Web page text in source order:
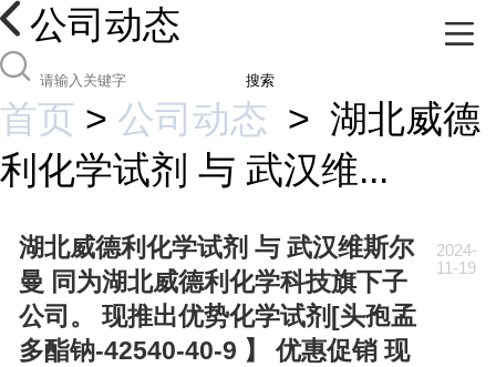
公司动态
搜索
首页 > 公司动态 > 湖北威德
利化学试剂 与 武汉维...
湖北威德利化学试剂 与 武汉维斯尔
曼 同为湖北威德利化学科技旗下子
公司。 现推出优势化学试剂[头孢孟
多酯钠-42540-40-9 】 优惠促销 现
2024-
11-19